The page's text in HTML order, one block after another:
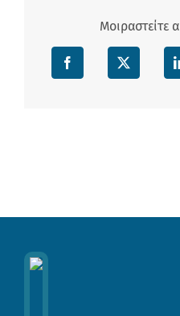
Μοιραστείτε
Facebook X